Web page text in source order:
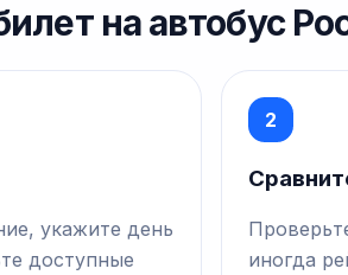
на автобус
укажите день
доступные
2
иногда